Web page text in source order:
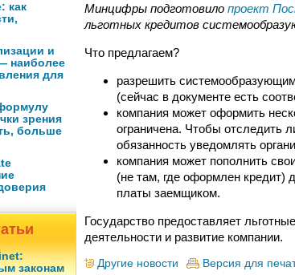
как
и
наиболее
для
зрения
больше
законам
Минцифры подготовило проект
льготных кредитов
Что предлагаем?
разрешить
(сейчас в документе есть
компания может оформить
ограничена. Чтобы отследить
обязанность уведомлять
компания может пополнить
(не там, где оформлен кредит)
платы заемщиком.
Государство предоставляет
деятельности и развитие компании.
Другие новости Версия для